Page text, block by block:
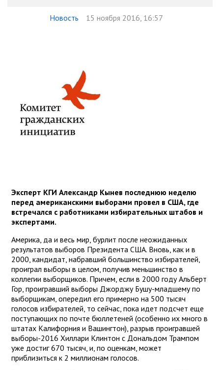
Новость 15 ноября 2016, 16:57
Эксперт КГИ Александр Кынев последнюю неделю
перед американскими выборами провел в США, где
встречался с работниками избирательных штабов и
экспертами.
Америка, да и весь мир, бурлит после неожиданных
результатов выборов Президента США. Вновь, как и в
2000, кандидат, набравший большинство избирателей,
проиграл выборы в целом, получив меньшинство в
коллегии выборщиков. Причем, если в 2000 году Альберт
Гор, проигравший выборы Джорджу Бушу-младшему по
выборщикам, опередил его примерно на 500 тысяч
голосов избирателей, то сейчас, пока идет подсчет еще
поступающих по почте бюллетеней (особенно их много в
штатах Калифорния и Вашингтон), разрыв проигравшей
выборы-2016 Хиллари Клинтон с Дональдом Трампом
уже достиг 670 тысяч, и, по оценкам, может
приблизиться к 2 миллионам голосов.